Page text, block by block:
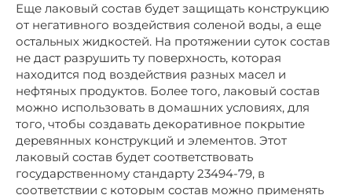
Еще лаковый состав будет защищать конструкцию
от негативного воздействия соленой воды, а еще
остальных жидкостей. На протяжении суток состав
не даст разрушить ту поверхность, которая
находится под воздействия разных масел и
нефтяных продуктов. Более того, лаковый состав
можно использовать в домашних условиях, для
того, чтобы создавать декоративное покрытие
деревянных конструкций и элементов. Этот
лаковый состав будет соответствовать
государственному стандарту 23494-79, в
соответствии с которым состав можно применять